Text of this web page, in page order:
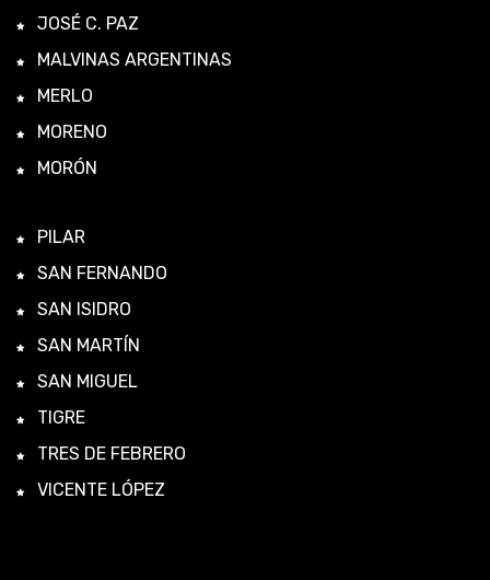
JOSÉ C. PAZ
MALVINAS ARGENTINAS
MERLO
MORENO
MORÓN
PILAR
SAN FERNANDO
SAN ISIDRO
SAN MARTÍN
SAN MIGUEL
TIGRE
TRES DE FEBRERO
VICENTE LÓPEZ